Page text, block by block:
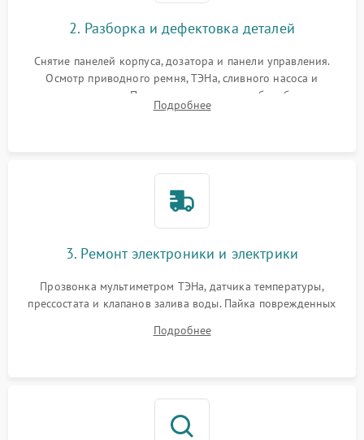
2. Разборка и дефектовка деталей
Снятие панелей корпуса, дозатора и панели управления.
Осмотр приводного ремня, ТЭНа, сливного насоса и
амортизаторов. Проверка подшипников барабана и
крестовины на износ, а манжеты люка на разрывы.
Подробнее
3. Ремонт электроники и электрики
Прозвонка мультиметром ТЭНа, датчика температуры,
прессостата и клапанов залива воды. Пайка поврежденных
Восстановление целостности проводки и контактов.
Подробнее